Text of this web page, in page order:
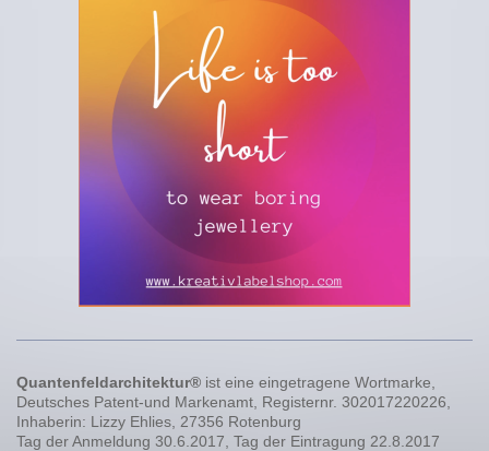
Quantenfeldarchitektur® ist eine eingetragene Wortmarke,
Deutsches Patent-und Markenamt, Registernr. 302017220226,
Inhaberin: Lizzy Ehlies, 27356 Rotenburg
Tag der Anmeldung 30.6.2017, Tag der Eintragung 22.8.2017